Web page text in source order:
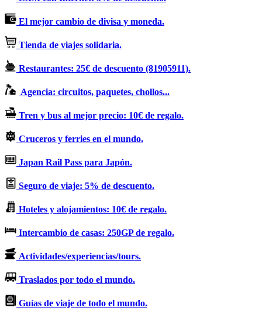
El mejor cambio de divisa y moneda.
Tienda de viajes solidaria.
Restaurantes: 25€ de descuento (81905911).
Agencia: circuitos, paquetes, chollos...
Tren y bus al mejor precio: 10€ de regalo.
Cruceros y ferries en el mundo.
Japan Rail Pass para Japón.
Seguro de viaje: 5% de descuento.
Hoteles y alojamientos: 10€ de regalo.
Intercambio de casas: 250GP de regalo.
Actividades/experiencias/tours.
Traslados por todo el mundo.
Guías de viaje de todo el mundo.